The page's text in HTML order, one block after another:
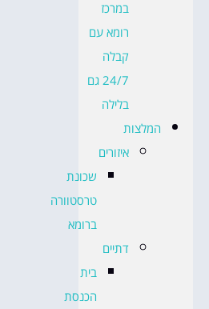
במרכז
רומא עם
קבלה
24/7 גם
בלילה
המלצות
איזורים
שכונת
טרסטוורה
ברומא
דתיים
בית
הכנסת